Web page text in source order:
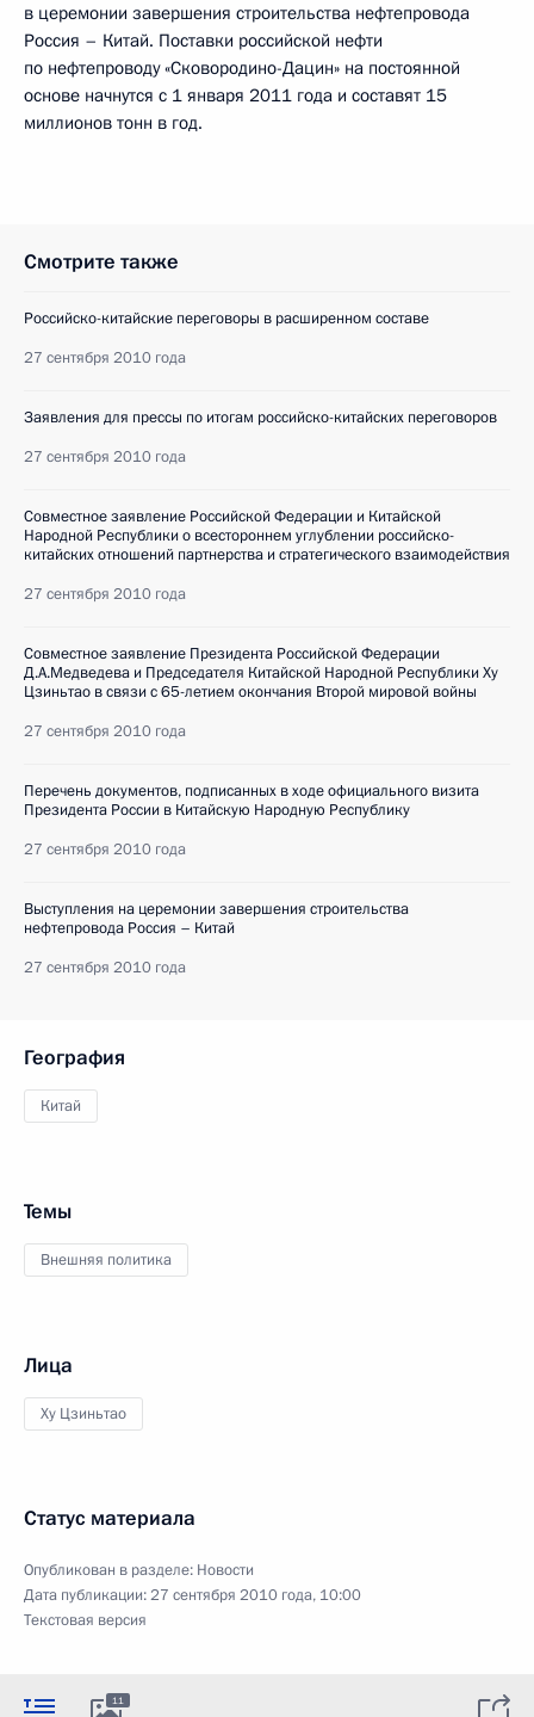
в церемонии завершения строительства нефтепровода
Россия – Китай. Поставки российской нефти
по нефтепроводу «Сковородино-Дацин» на постоянной
основе начнутся с 1 января 2011 года и составят 15
миллионов тонн в год.
Смотрите также
Российско-китайские переговоры в расширенном составе
27 сентября 2010 года
Заявления для прессы по итогам российско-китайских переговоров
27 сентября 2010 года
Совместное заявление Российской Федерации и Китайской
Народной Республики о всестороннем углублении российско-
китайских отношений партнерства и стратегического взаимодействия
27 сентября 2010 года
Совместное заявление Президента Российской Федерации
Д.А.Медведева и Председателя Китайской Народной Республики Ху
Цзиньтао в связи с 65-летием окончания Второй мировой войны
27 сентября 2010 года
Перечень документов, подписанных в ходе официального визита
Президента России в Китайскую Народную Республику
27 сентября 2010 года
Выступления на церемонии завершения строительства
нефтепровода Россия – Китай
27 сентября 2010 года
География
Китай
Темы
Внешняя политика
Лица
Ху Цзиньтао
Статус материала
Опубликован в разделе: Новости
Дата публикации:27 сентября 2010 года, 10:00
Текстовая версия
11